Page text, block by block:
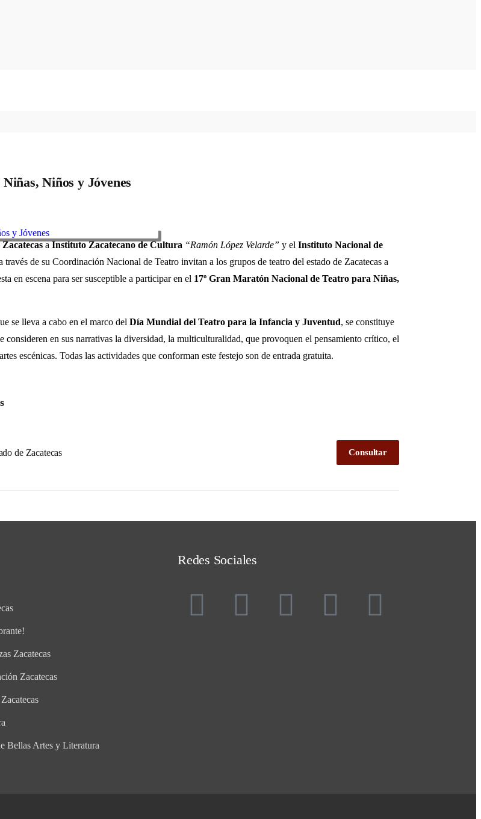
Niños y Jóvenes
aInstituto Zacatecano de Cultura “Ramón López Velarde” y el Instituto Nacional de
través de su Coordinación Nacional de Teatro invitan a los grupos de teatro del estado de Zacatecas a
en escena para ser susceptible a participar en el 17º Gran Maratón Nacional de Teatro para Niñas,
se lleva a cabo en el marco del Día Mundial del Teatro para la Infancia y Juventud, se constituye
consideren en sus narrativas la diversidad, la multiculturalidad, que provoquen el pensamiento crítico, el
escénicas. Todas las actividades que conforman este festejo son de entrada gratuita.
de Zacatecas Consultar
Zacatecas
Zacatecas
Bellas Artes y Literatura
Redes Sociales